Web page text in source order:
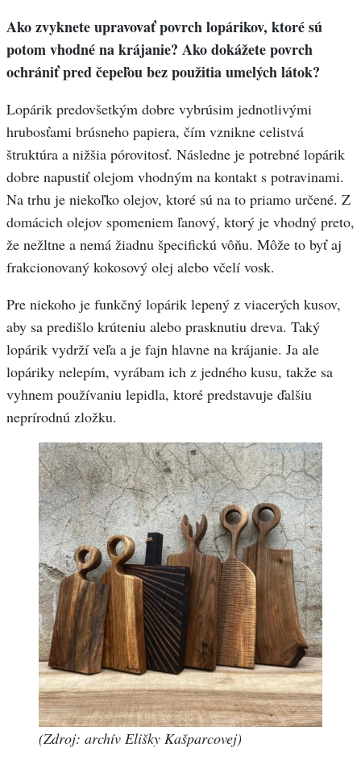
Ako zvyknete upravovať povrch lopárikov, ktoré sú
potom vhodné na krájanie? Ako dokážete povrch
ochrániť pred čepeľou bez použitia umelých látok?
Lopárik predovšetkým dobre vybrúsim jednotlivými
hrubosťami brúsneho papiera, čím vznikne celistvá
štruktúra a nižšia pórovitosť. Následne je potrebné lopárik
dobre napustiť olejom vhodným na kontakt s potravinami.
Na trhu je niekoľko olejov, ktoré sú na to priamo určené. Z
domácich olejov spomeniem ľanový, ktorý je vhodný preto,
že nežltne a nemá žiadnu špecifickú vôňu. Môže to byť aj
frakcionovaný kokosový olej alebo včelí vosk.
Pre niekoho je funkčný lopárik lepený z viacerých kusov,
aby sa predišlo krúteniu alebo prasknutiu dreva. Taký
lopárik vydrží veľa a je fajn hlavne na krájanie. Ja ale
lopáriky nelepím, vyrábam ich z jedného kusu, takže sa
vyhnem používaniu lepidla, ktoré predstavuje ďalšiu
neprírodnú zložku.
(Zdroj: archív Elišky Kašparcovej)